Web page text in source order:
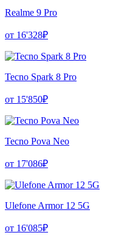
Realme 9 Pro
от 16'328₽
Tecno Spark 8 Pro
от 15'850₽
Tecno Pova Neo
от 17'086₽
Ulefone Armor 12 5G
от 16'085₽